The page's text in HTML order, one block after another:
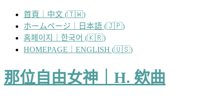
容
首頁｜中文 (🇹🇼)
ホームページ｜日本語 (🇯🇵)
홈페이지｜한국어 (🇰🇷)
HOMEPAGE｜ENGLISH (🇺🇸)
那位自由女神｜H. 欸曲